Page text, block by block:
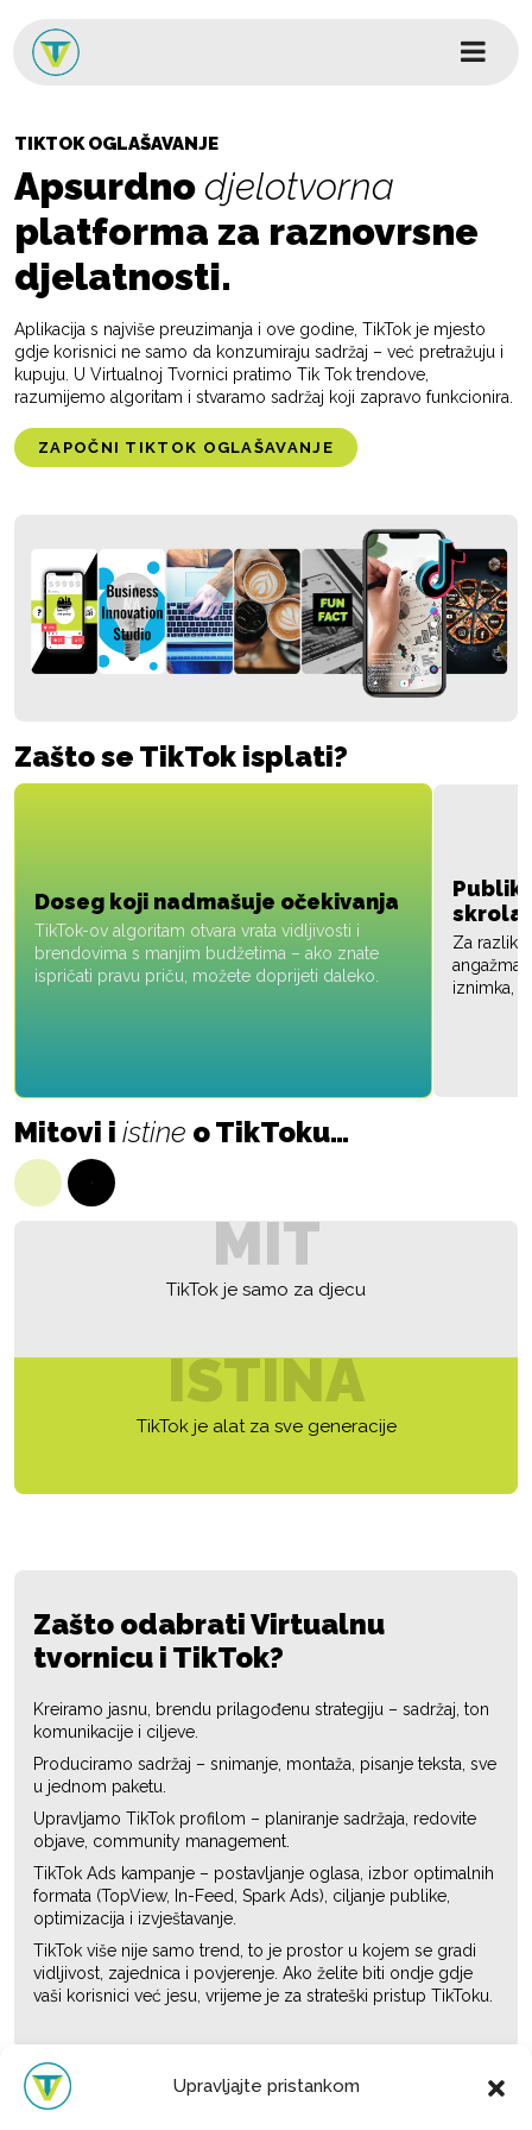
Upravljajte pristankom
Glavni izbornik
TIKTOK OGLAŠAVANJE
Apsurdnodjelotvorna
platforma za raznovrsne
djelatnosti.
Aplikacija s najviše preuzimanja i ove godine, TikTok je mjesto
gdje korisnici ne samo da konzumiraju sadržaj – već pretražuju i
kupuju. U Virtualnoj Tvornici pratimo Tik Tok trendove,
razumijemo algoritam i stvaramo sadržaj koji zapravo funkcionira.
ZAPOČNI TIKTOK OGLAŠAVANJE
Zašto se TikTok isplati?
Doseg koji nadmašuje očekivanja
TikTok-ov algoritam otvara vrata vidljivosti i
brendovima s manjim budžetima – ako znate
ispričati pravu priču, možete doprijeti daleko.
skrola
Za
iznimka,
Mitovi i istine o TikToku…
MIT
TikTok je samo za djecu
ISTINA
TikTok je alat za sve generacije
Zašto odabrati Virtualnu
tvornicu i TikTok?
Kreiramo jasnu, brendu prilagođenu strategiju – sadržaj, ton
komunikacije i ciljeve.
Produciramo sadržaj – snimanje, montaža, pisanje teksta, sve
u jednom paketu.
Upravljamo TikTok profilom – planiranje sadržaja, redovite
objave, community management.
TikTok Ads kampanje – postavljanje oglasa, izbor optimalnih
formata (TopView, In-Feed, Spark Ads), ciljanje publike,
optimizacija i izvještavanje.
TikTok više nije samo trend, to je prostor u kojem se gradi
vidljivost, zajednica i povjerenje. Ako želite biti ondje gdje
vaši korisnici već jesu, vrijeme je za strateški pristup TikToku.
Zatražite ponuduili samo